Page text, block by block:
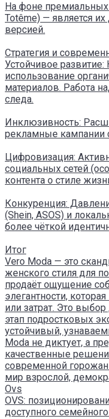
На фоне премиальных
Totême) — является
версией.
Стратегия и
Устойчивое
использование
материалов. Работа
следа.
Инклюзивность:
рекламные кампании
Цифровизация:
социальных сетей
контента о стиле
Конкуренция:
(Shein, ASOS) и
более чёткой
Итог
Vero Moda — это
женского стиля для
продаёт ощущение
элегантности,
или затрат. Это
этап подростковых
устойчивый,
Moda не диктует, а
качественные
современной
мир взрослой,
Ovs
OVS:
доступного